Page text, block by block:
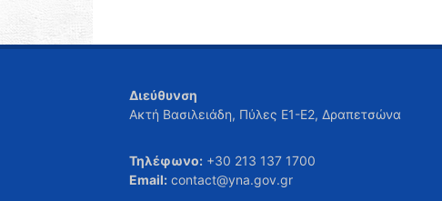
Διεύθυνση
Ακτή Βασιλειάδη, Πύλες Ε1-Ε2, Δραπετσώνα
Τηλέφωνο: +30 213 137 1700
Email: contact@yna.gov.gr